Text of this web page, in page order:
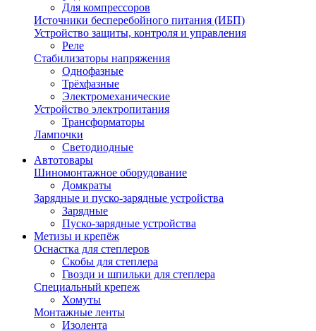
Для компрессоров
Источники бесперебойного питания (ИБП)
Устройство защиты, контроля и управления
Реле
Стабилизаторы напряжения
Однофазные
Трёхфазные
Электромеханические
Устройство электропитания
Трансформаторы
Лампочки
Светодиодные
Автотовары
Шиномонтажное оборудование
Домкраты
Зарядные и пуско-зарядные устройства
Зарядные
Пуско-зарядные устройства
Метизы и крепёж
Оснастка для степлеров
Скобы для степлера
Гвозди и шпильки для степлера
Специальный крепеж
Хомуты
Монтажные ленты
Изолента